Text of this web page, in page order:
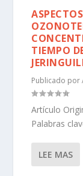
TIEMPO
Publicado por
Artículo
Palabras
LEE MAS